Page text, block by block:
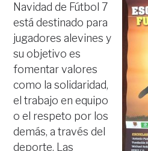
Navidad de Fútbol 7
está destinado para
jugadores alevines y
su objetivo es
fomentar valores
como la solidaridad,
el trabajo en equipo
o el respeto por los
demás, a través del
deporte. Las